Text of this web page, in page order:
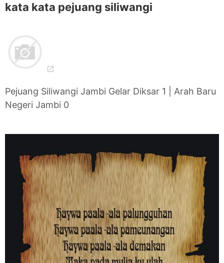
kata kata pejuang siliwangi
Pejuang Siliwangi Jambi Gelar Diksar 1 | Arah Baru
Negeri Jambi 0